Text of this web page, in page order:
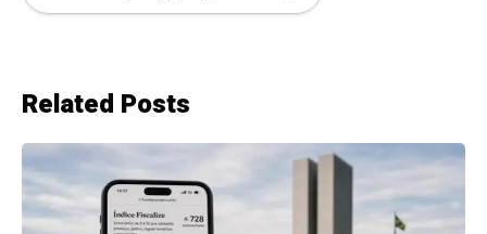
Related Posts